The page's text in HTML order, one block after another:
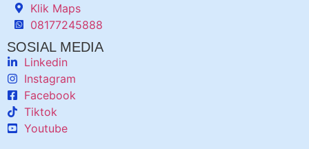
Klik Maps
08177245888
SOSIAL MEDIA
Linkedin
Instagram
Facebook
Tiktok
Youtube